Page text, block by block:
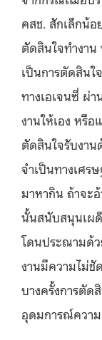
คสช. สักเล็กน้อ
ตัดสินใจทำงาน
เป็นการตัดสินใ
ทางเอเจนซี่ ผ่
งานให้เอง หรื
ตัดสินใจรับงาน
จำเป็นทางเศร
มาหากิน ถ้าจะ
นั้นสนับสนุนเผ
โดนประณามด้
งานมีความไม่ชั
บางครั้งการตัด
อุดมการณ์ควา